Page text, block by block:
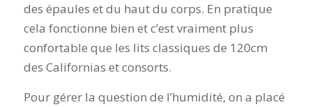
des épaules et du haut du corps. En pratique
cela fonctionne bien et c’est vraiment plus
confortable que les lits classiques de 120cm
des Californias et consorts.
Pour gérer la question de l’humidité, on a placé